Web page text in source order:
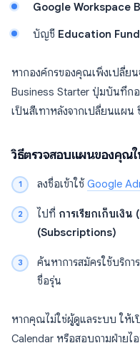
Google Workspace
บัญชี Education
หากองค์กรของคุณเพิ่งเปลี่ย
Business Starter ปุ่มบันทึกอ
เป็นสีเทาหลังจากเปลี่ยนแผ
วิธีตรวจสอบแผนของคุณ
ลงชื่อเข้าใช้ Google
ไปที่ การเรียกเก็บเงิน
(Subscriptions)
ค้นหาการสมัครใช้บริก
ชื่อรุ่น
หากคุณไม่ใช่ผู้ดูแลระบบ ให้เ
Calendar หรือสอบถามฝ่าย